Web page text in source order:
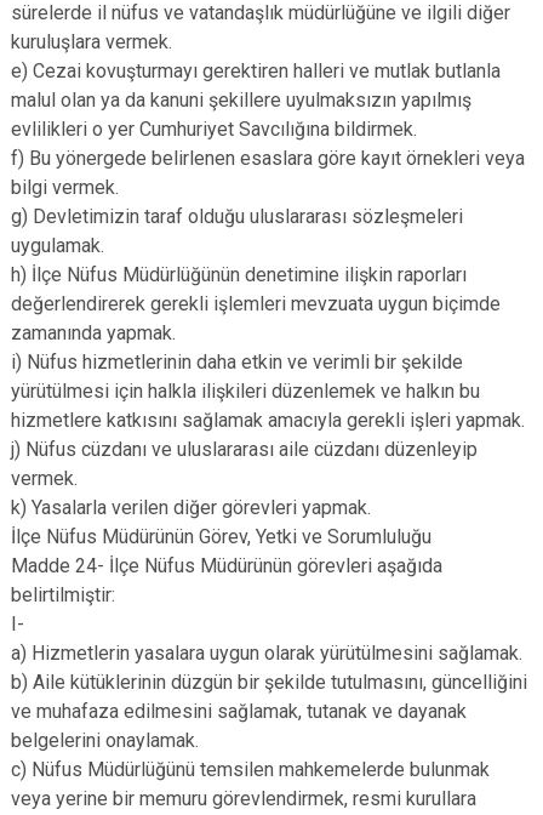
sürelerde il nüfus ve vatandaşlık müdürlüğüne ve ilgili diğer
kuruluşlara vermek.
e) Cezai kovuşturmayı gerektiren halleri ve mutlak butlanla
malul olan ya da kanuni şekillere uyulmaksızın yapılmış
evlilikleri o yer Cumhuriyet Savcılığına bildirmek.
f) Bu yönergede belirlenen esaslara göre kayıt örnekleri veya
bilgi vermek.
g) Devletimizin taraf olduğu uluslararası sözleşmeleri
uygulamak.
h) İlçe Nüfus Müdürlüğünün denetimine ilişkin raporları
değerlendirerek gerekli işlemleri mevzuata uygun biçimde
zamanında yapmak.
i) Nüfus hizmetlerinin daha etkin ve verimli bir şekilde
yürütülmesi için halkla ilişkileri düzenlemek ve halkın bu
hizmetlere katkısını sağlamak amacıyla gerekli işleri yapmak.
j) Nüfus cüzdanı ve uluslararası aile cüzdanı düzenleyip
vermek.
k) Yasalarla verilen diğer görevleri yapmak.
İlçe Nüfus Müdürünün Görev, Yetki ve Sorumluluğu
Madde 24- İlçe Nüfus Müdürünün görevleri aşağıda
belirtilmiştir:
I-
a) Hizmetlerin yasalara uygun olarak yürütülmesini sağlamak.
b) Aile kütüklerinin düzgün bir şekilde tutulmasını, güncelliğini
ve muhafaza edilmesini sağlamak, tutanak ve dayanak
belgelerini onaylamak.
c) Nüfus Müdürlüğünü temsilen mahkemelerde bulunmak
veya yerine bir memuru görevlendirmek, resmi kurullara